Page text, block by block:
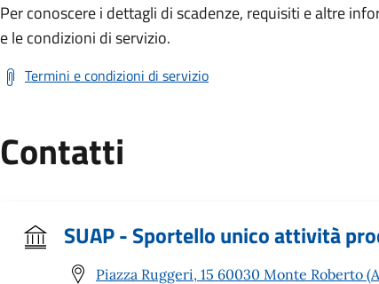
Per conoscere i dettagli di scadenze, requisiti e altre
e le condizioni di servizio.
Termini e condizioni di servizio
Contatti
SUAP - Sportello unico attività
Piazza Ruggeri, 15 60030 Monte Roberto